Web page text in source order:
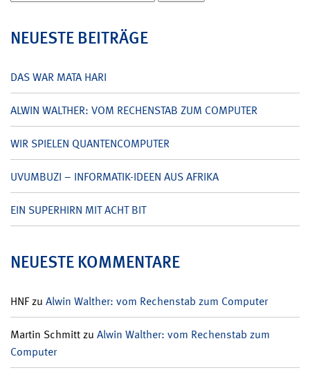
nach:
NEUESTE BEITRÄGE
DAS WAR MATA HARI
ALWIN WALTHER: VOM RECHENSTAB ZUM COMPUTER
WIR SPIELEN QUANTENCOMPUTER
UVUMBUZI – INFORMATIK-IDEEN AUS AFRIKA
EIN SUPERHIRN MIT ACHT BIT
NEUESTE KOMMENTARE
HNFzu Alwin Walther: vom Rechenstab zum Computer
Martin Schmittzu Alwin Walther: vom Rechenstab zum
Computer